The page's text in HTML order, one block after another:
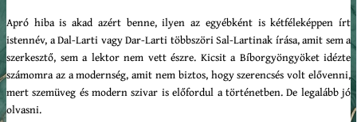
Apró hiba is akad azért benne, ilyen az egyébként is kétféleképpen írt
istennév, a Dal-Larti vagy Dar-Larti többszöri Sal-Lartinak írása, amit sem a
szerkesztő, sem a lektor nem vett észre. Kicsit a Bíborgyöngyöket idézte
számomra az a modernség, amit nem biztos, hogy szerencsés volt elővenni,
mert szemüveg és modern szivar is előfordul a történetben. De legalább jó
olvasni.